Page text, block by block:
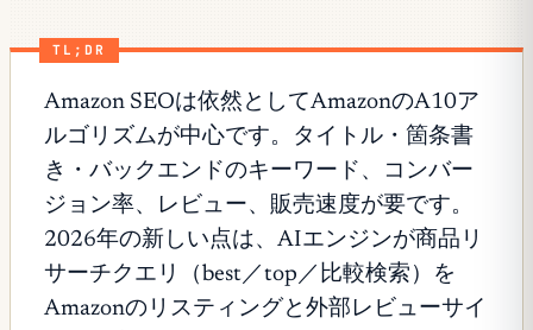
TL;DR
Amazon SEOは依然としてAmazonのA10ア
ルゴリズムが中心です。タイトル・箇条書
き・バックエンドのキーワード、コンバー
ジョン率、レビュー、販売速度が要です。
2026年の新しい点は、AIエンジンが商品リ
サーチクエリ（best／top／比較検索）を
Amazonのリスティングと外部レビューサイ